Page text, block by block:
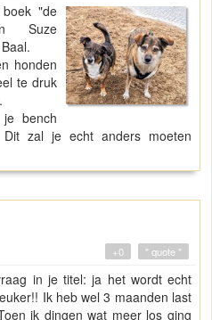
"de
Suze
honden
te druk
bench
zal je echt anders moeten
" quote "
+0
in je titel: ja het wordt echt
Ik heb wel 3 maanden last
ik dingen wat meer los ging